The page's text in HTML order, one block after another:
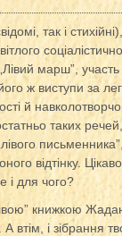
так і
марш”,
ж виступи за
й
таких речей,
відтінку.
і для чого?
книжкою
втім, і зібрання